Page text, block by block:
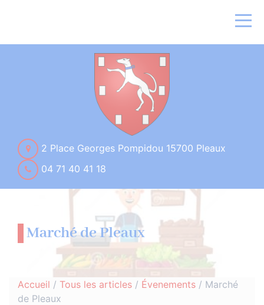
2 Place Georges Pompidou 15700 Pleaux
04 71 40 41 18
Marché de Pleaux
Accueil / Tous les articles / Évenements / Marché
de Pleaux